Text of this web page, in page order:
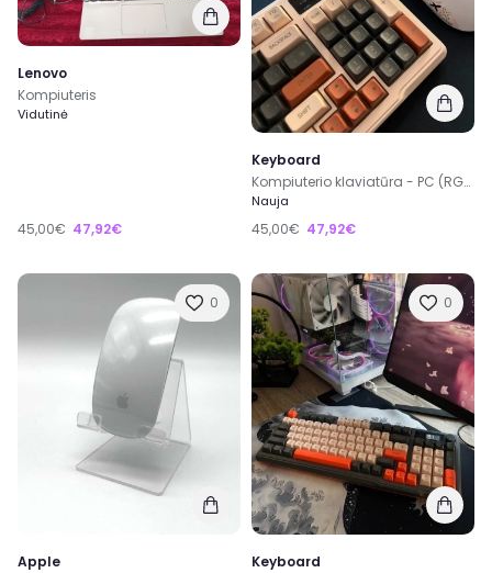
Lenovo
Kompiuteris
Vidutinė
45,00€ 47,92€
Keyboard
Kompiuterio klaviatūra - PC (RGB)
Nauja
45,00€ 47,92€
0
Apple
0
Keyboard